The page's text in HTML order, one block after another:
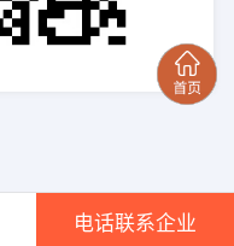
电话联系企业